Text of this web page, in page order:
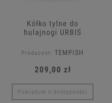
Kółko tylne do
hulajnogi URBIS
Producent: TEMPISH
209,00 zł
Powiadom o dostępności